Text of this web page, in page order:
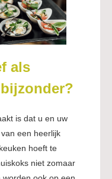
als
is dat u en uw
een heerlijk
hoeft te
niet zomaar